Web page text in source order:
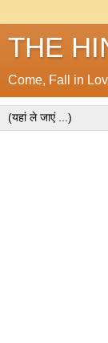
THE
Come, Fall in